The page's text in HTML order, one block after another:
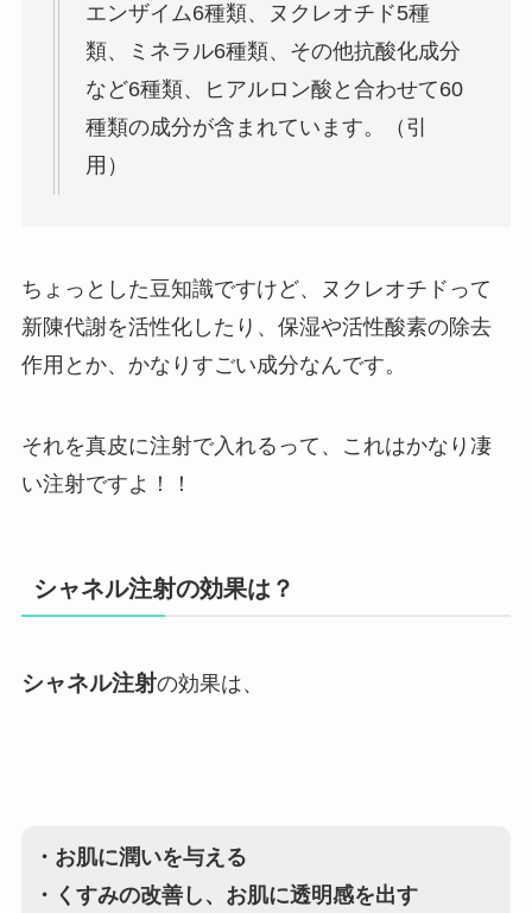
エンザイム6種類、ヌクレオチド5種
類、ミネラル6種類、その他抗酸化成分
など6種類、ヒアルロン酸と合わせて60
種類の成分が含まれています。（引
用）
ちょっとした豆知識ですけど、ヌクレオチドって
新陳代謝を活性化したり、保湿や活性酸素の除去
作用とか、かなりすごい成分なんです。
それを真皮に注射で入れるって、これはかなり凄
い注射ですよ！！
シャネル注射の効果は？
シャネル注射の効果は、
・お肌に潤いを与える
・くすみの改善し、お肌に透明感を出す